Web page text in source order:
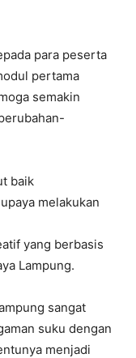
para peserta
pertama
semakin
baik
melakukan
yang berbasis
Lampung.
sangat
suku dengan
menjadi